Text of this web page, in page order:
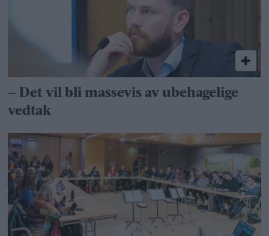
– Det vil bli massevis av ubehagelige
vedtak